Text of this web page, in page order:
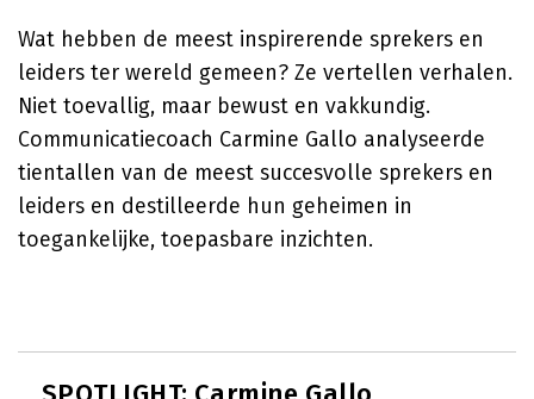
Wat hebben de meest inspirerende sprekers en
leiders ter wereld gemeen? Ze vertellen verhalen.
Niet toevallig, maar bewust en vakkundig.
Communicatiecoach Carmine Gallo analyseerde
tientallen van de meest succesvolle sprekers en
leiders en destilleerde hun geheimen in
toegankelijke, toepasbare inzichten.